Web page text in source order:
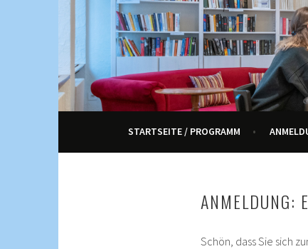
ENNETRAUM –
KULTUR, KURSE UND
STARTSEITE / PROGRAMM
ANMELDUNG:
Schön, dass Sie sich